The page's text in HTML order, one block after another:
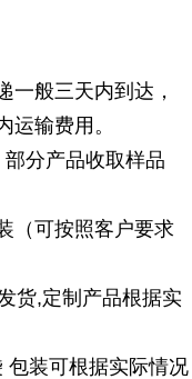
一般三天内到达，
运输费用。
分产品收取样品
（可按照客户要求
货,定制产品根据实
包装可根据实际情况